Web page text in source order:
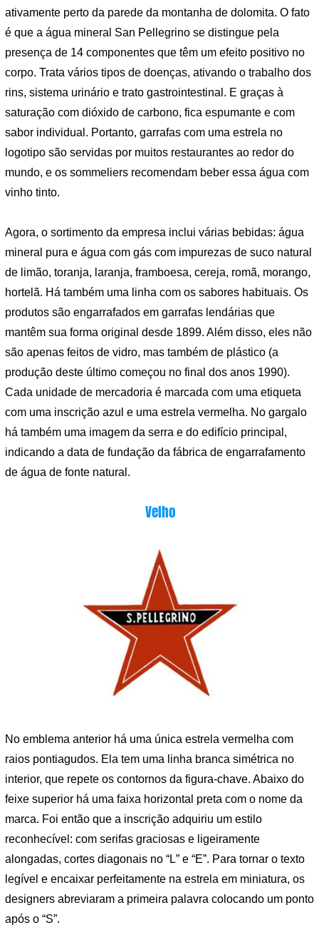
ativamente perto da parede da montanha de dolomita. O fato
é que a água mineral San Pellegrino se distingue pela
presença de 14 componentes que têm um efeito positivo no
corpo. Trata vários tipos de doenças, ativando o trabalho dos
rins, sistema urinário e trato gastrointestinal. E graças à
saturação com dióxido de carbono, fica espumante e com
sabor individual. Portanto, garrafas com uma estrela no
logotipo são servidas por muitos restaurantes ao redor do
mundo, e os sommeliers recomendam beber essa água com
vinho tinto.
Agora, o sortimento da empresa inclui várias bebidas: água
mineral pura e água com gás com impurezas de suco natural
de limão, toranja, laranja, framboesa, cereja, romã, morango,
hortelã. Há também uma linha com os sabores habituais. Os
produtos são engarrafados em garrafas lendárias que
mantêm sua forma original desde 1899. Além disso, eles não
são apenas feitos de vidro, mas também de plástico (a
produção deste último começou no final dos anos 1990).
Cada unidade de mercadoria é marcada com uma etiqueta
com uma inscrição azul e uma estrela vermelha. No gargalo
há também uma imagem da serra e do edifício principal,
indicando a data de fundação da fábrica de engarrafamento
de água de fonte natural.
Velho
No emblema anterior há uma única estrela vermelha com
raios pontiagudos. Ela tem uma linha branca simétrica no
interior, que repete os contornos da figura-chave. Abaixo do
feixe superior há uma faixa horizontal preta com o nome da
marca. Foi então que a inscrição adquiriu um estilo
reconhecível: com serifas graciosas e ligeiramente
alongadas, cortes diagonais no “L” e “E”. Para tornar o texto
legível e encaixar perfeitamente na estrela em miniatura, os
designers abreviaram a primeira palavra colocando um ponto
após o “S”.